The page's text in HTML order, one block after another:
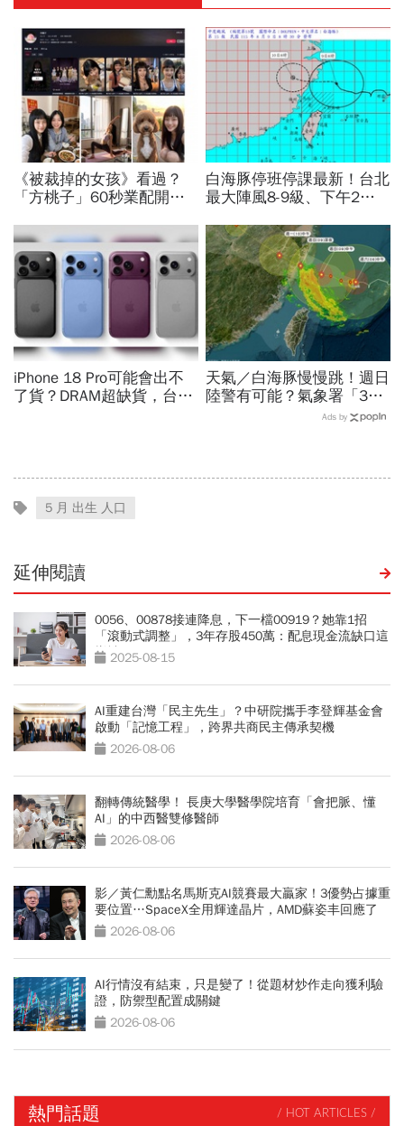
《被裁掉的女孩》看過？
「方桃子」60秒業配開價
演到比真人還真：讓網紅反
學她
白海豚停班停課最新！台北
最大陣風8-9級、下午2點
為何不放颱風假？蔣萬安發
聲
iPhone 18 Pro可能會出不
了貨？DRAM超缺貨，台積
天氣／白海豚慢慢跳！週日
陸警有可能？氣象署「3字
回應」...最新風雨預測，6
Ads by
5 月 出生 人口
延伸閱讀
0056、00878接連降息，下一檔00919？她靠1招
「滾動式調整」，3年存股450萬：配息現金流缺口這
樣補2025-08-15
AI重建台灣「民主先生」？中研院攜手李登輝基金會
啟動「記憶工程」，跨界共商民主傳承契機
2026-08-06
翻轉傳統醫學！ 長庚大學醫學院培育「會把脈、懂
AI」的中西醫雙修醫師
2026-08-06
影／黃仁勳點名馬斯克AI競賽最大贏家！3優勢占據重
要位置…SpaceX全用輝達晶片，AMD蘇姿丰回應了
2026-08-06
AI行情沒有結束，只是變了！從題材炒作走向獲利驗
證，防禦型配置成關鍵
2026-08-06
熱門話題 / HOT ARTICLES /